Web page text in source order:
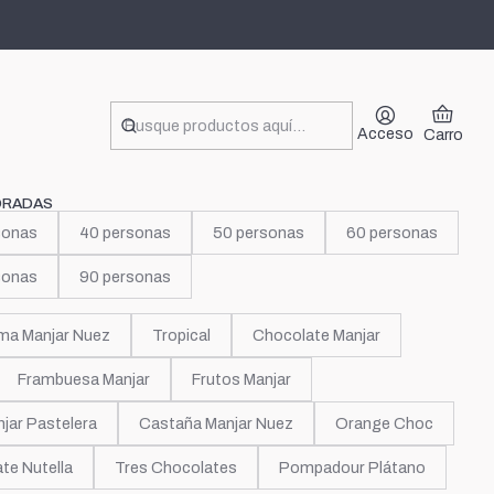
Acceso Carro
40 personas 50 personas 60 personas
90 personas
Manjar Nuez Tropical Chocolate Manjar
Frambuesa Manjar Frutos Manjar
Pastelera Castaña Manjar Nuez Orange Choc
Nutella Tres Chocolates Pompadour Plátano